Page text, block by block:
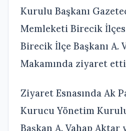
Kurulu Başkanı
Memleketi Birecik
Birecik İlçe Başkanı A.
Makamında ziyaret
Ziyaret Esnasında Ak
Kurucu Yönetim
Başkan A. Vahap Aktar